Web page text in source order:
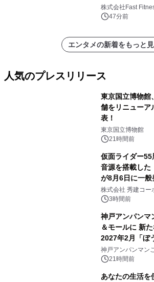
中無休のフィッ
株式会社Fast
47分前
エンタメの新着をもっと
人気のプレスリリース
東京国立博物館
舗をリニュー
表！
東京国立博物館
21時間前
仮面ライダー
音源を搭載した
が8月6日に一
大興奮が今甦る
株式会社 秀建コ
アートギャラリー
3時間前
神戸アンパンマ
＆モールに 新
2027年2月「ぼ
オープン
神戸アンパンマン
ル 21時間前
あなたの生活を